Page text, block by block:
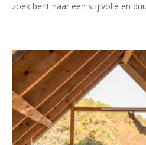
zoek bent naar een stijlvolle en